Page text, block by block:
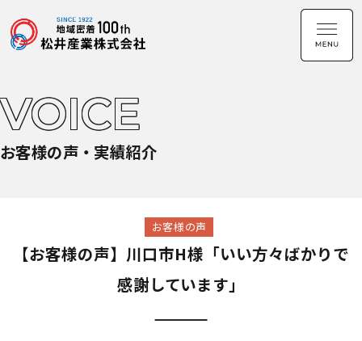
VOICE
お客様の声・実績紹介
お客様の声
【お客様の声】川口市H様「いい方々ばかりで
感謝しています」